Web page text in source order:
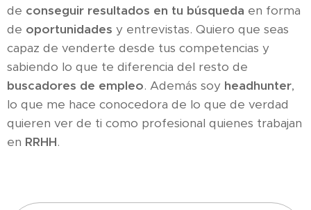
de conseguir resultados en tu búsqueda en forma
de oportunidades y entrevistas. Quiero que seas
capaz de venderte desde tus competencias y
sabiendo lo que te diferencia del resto de
buscadores de empleo. Además soy headhunter,
lo que me hace conocedora de lo que de verdad
quieren ver de ti como profesional quienes trabajan
en RRHH.